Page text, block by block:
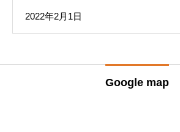
2022年2月1日
Google map